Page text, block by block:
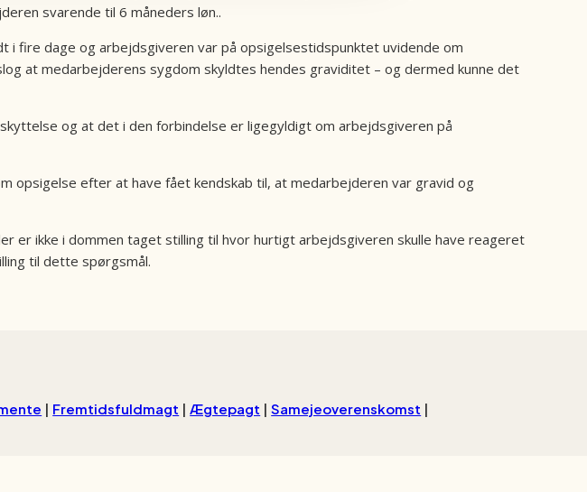
svarende til 6 måneders løn..
fire dage og arbejdsgiveren var på opsigelsestidspunktet uvidende om
at medarbejderens sygdom skyldtes hendes graviditet – og dermed kunne det
og at det i den forbindelse er ligegyldigt om arbejdsgiveren på
opsigelse efter at have fået kendskab til, at medarbejderen var gravid og
er ikke i dommen taget stilling til hvor hurtigt arbejdsgiveren skulle have reageret
til dette spørgsmål.
| Fremtidsfuldmagt |Ægtepagt |Samejeoverenskomst |